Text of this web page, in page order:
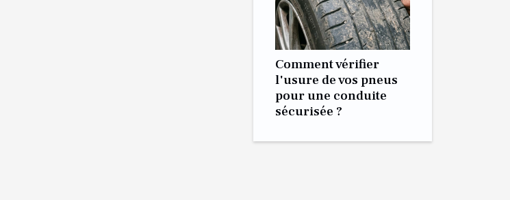
Comment vérifier
l'usure de vos pneus
pour une conduite
sécurisée ?